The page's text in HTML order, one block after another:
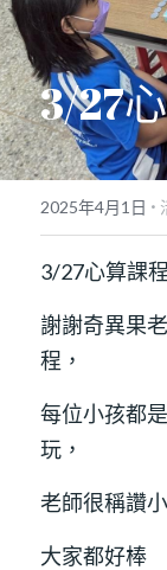
3/27
2025年4月1日 ·
3/27心算課程
謝謝奇異果
程，
每位小孩都
玩，
老師很稱讚
大家都好棒